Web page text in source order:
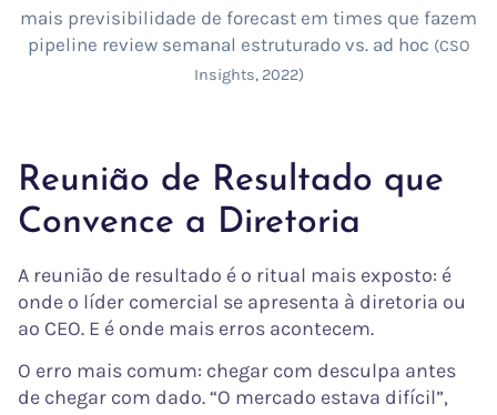
mais previsibilidade de forecast em times que fazem
pipeline review semanal estruturado vs. ad hoc (CSO
Insights, 2022)
Reunião de Resultado que
Convence a Diretoria
A reunião de resultado é o ritual mais exposto: é
onde o líder comercial se apresenta à diretoria ou
ao CEO. E é onde mais erros acontecem.
O erro mais comum: chegar com desculpa antes
de chegar com dado. “O mercado estava difícil”,